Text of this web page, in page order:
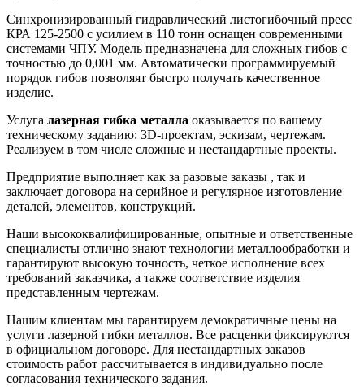
Синхронизированный гидравлический листогибочный пресс
КРА 125-2500 с усилием в 110 тонн оснащен современными
системами ЧПУ. Модель предназначена для сложных гибов с
точностью до 0,001 мм. Автоматически программируемый
порядок гибов позволяят быстро получать качественное
изделие.
Услуга лазерная гибка металла оказывается по вашему
техническому заданию: 3D-проектам, эскизам, чертежам.
Реализуем в том числе сложные и нестандартные проекты.
Предприятие выполняет как за разовые заказы , так и
заключает договора на серийное и регулярное изготовление
деталей, элементов, конструкций.
Наши высококвалифицированные, опытные и ответственные
специалисты отлично знают технологии металлообработки и
гарантируют высокую точность, четкое исполнение всех
требований заказчика, а также соответствие изделия
представленным чертежам.
Нашим клиентам мы гарантируем демократичные цены на
услуги лазерной гибки металлов. Все расценки фиксируются
в официальном договоре. Для нестандартных заказов
стоимость работ рассчитывается в индивидуально после
согласования технического задания.